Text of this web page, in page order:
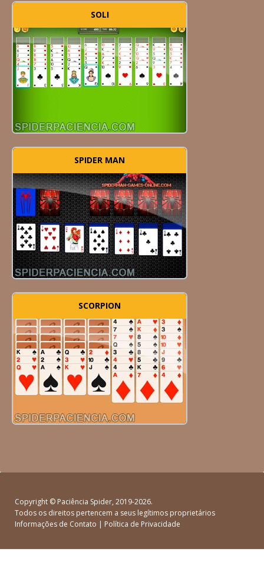
SOLI
SPIDER MAN
SCORPION
Copyright © Paciência Spider, 2019-2026.
Todos os direitos pertencem a seus legítimos proprietários
Informações de Contato | Política de Privacidade